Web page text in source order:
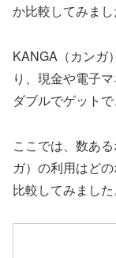
か比較してみまし
KANGA（カンガ
り、現金や電子
ダブルでゲットで
ここでは、数あ
ガ）の利用はど
比較してみました